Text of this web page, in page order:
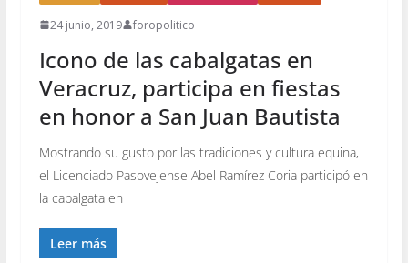
24 junio, 2019 foropolitico
Icono de las cabalgatas en
Veracruz, participa en fiestas
en honor a San Juan Bautista
Mostrando su gusto por las tradiciones y cultura equina,
el Licenciado Pasovejense Abel Ramírez Coria participó en
la cabalgata en
Leer más